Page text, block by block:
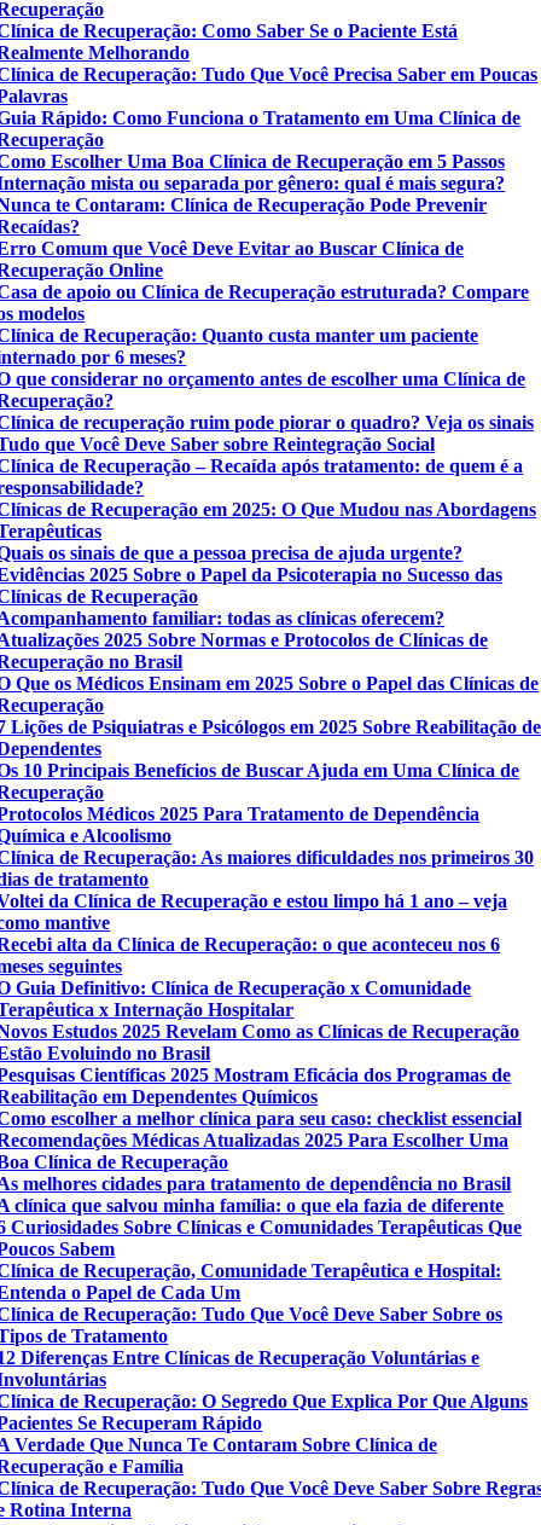
de Recuperação: Como Saber Se o Paciente Está
Melhorando
de Recuperação: Tudo Que Você Precisa Saber em Poucas
Rápido: Como Funciona o Tratamento em Uma Clínica de
Escolher Uma Boa Clínica de Recuperação em 5 Passos
mista ou separada por gênero: qual é mais segura?
te Contaram: Clínica de Recuperação Pode Prevenir
Comum que Você Deve Evitar ao Buscar Clínica de
Online
de apoio ou Clínica de Recuperação estruturada? Compare
modelos
de Recuperação: Quanto custa manter um paciente
por 6 meses?
que considerar no orçamento antes de escolher uma Clínica de
de recuperação ruim pode piorar o quadro? Veja os sinais
que Você Deve Saber sobre Reintegração Social
de Recuperação – Recaída após tratamento: de quem é a
de Recuperação em 2025: O Que Mudou nas Abordagens
os sinais de que a pessoa precisa de ajuda urgente?
2025 Sobre o Papel da Psicoterapia no Sucesso das
de Recuperação
familiar: todas as clínicas oferecem?
2025 Sobre Normas e Protocolos de Clínicas de
no Brasil
Que os Médicos Ensinam em 2025 Sobre o Papel das Clínicas de
Lições de Psiquiatras e Psicólogos em 2025 Sobre Reabilitação de
10 Principais Benefícios de Buscar Ajuda em Uma Clínica de
Médicos 2025 Para Tratamento de Dependência
e Alcoolismo
de Recuperação: As maiores dificuldades nos primeiros 30
de tratamento
da Clínica de Recuperação e estou limpo há 1 ano – veja
mantive
alta da Clínica de Recuperação: o que aconteceu nos 6
seguintes
Guia Definitivo: Clínica de Recuperação x Comunidade
x Internação Hospitalar
Estudos 2025 Revelam Como as Clínicas de Recuperação
Evoluindo no Brasil
Científicas 2025 Mostram Eficácia dos Programas de
em Dependentes Químicos
escolher a melhor clínica para seu caso: checklist essencial
Médicas Atualizadas 2025 Para Escolher Uma
Clínica de Recuperação
melhores cidades para tratamento de dependência no Brasil
clínica que salvou minha família: o que ela fazia de diferente
Curiosidades Sobre Clínicas e Comunidades Terapêuticas Que
Sabem
de Recuperação, Comunidade Terapêutica e Hospital:
o Papel de Cada Um
de Recuperação: Tudo Que Você Deve Saber Sobre os
de Tratamento
Diferenças Entre Clínicas de Recuperação Voluntárias e
de Recuperação: O Segredo Que Explica Por Que Alguns
Se Recuperam Rápido
Verdade Que Nunca Te Contaram Sobre Clínica de
e Família
de Recuperação: Tudo Que Você Deve Saber Sobre
Rotina Interna